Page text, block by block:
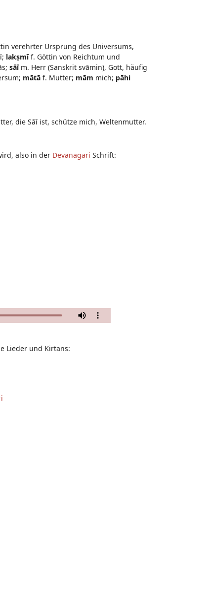
verehrter Ursprung des Universums,
lakṣmīf. Göttin von Reichtum und
sāīm. Herr (Sanskrit svāmin), Gott, häufig
mātā f. Mutter; mām mich; pāhi
die Sāī ist, schütze mich, Weltenmutter.
also in der Devanagari Schrift:
Lieder und Kirtans: